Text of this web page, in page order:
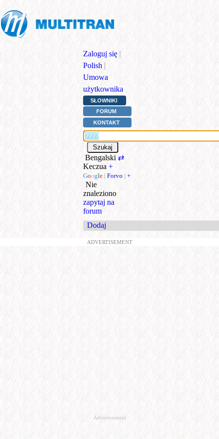
Zaloguj się |
Polish |
Umowa
użytkownika
SŁOWNIKI
FORUM
KONTAKT
Bengalski ⇄
Keczua +
Google | Forvo | +
Nie
znaleziono
zapytaj na
forum
Dodaj
ADVERTISEMENT
Advertisement